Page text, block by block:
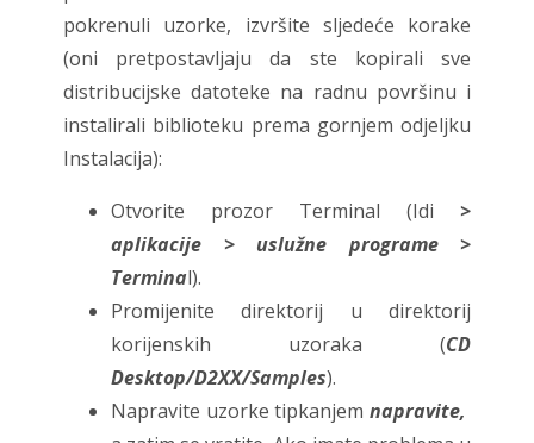
pokrenuli uzorke, izvršite sljedeće korake
(oni pretpostavljaju da ste kopirali sve
distribucijske datoteke na radnu površinu i
instalirali biblioteku prema gornjem odjeljku
Instalacija):
Otvorite prozor Terminal (Idi >
aplikacije > uslužne programe >
Terminal).
Promijenite direktorij u direktorij
korijenskih uzoraka (CD
Desktop/D2XX/Samples).
Napravite uzorke tipkanjem napravite,